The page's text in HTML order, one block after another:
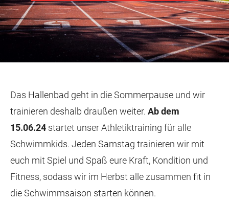
Das Hallenbad geht in die Sommerpause und wir
trainieren deshalb draußen weiter. Ab dem
15.06.24 startet unser Athletiktraining für alle
Schwimmkids. Jeden Samstag trainieren wir mit
euch mit Spiel und Spaß eure Kraft, Kondition und
Fitness, sodass wir im Herbst alle zusammen fit in
die Schwimmsaison starten können.